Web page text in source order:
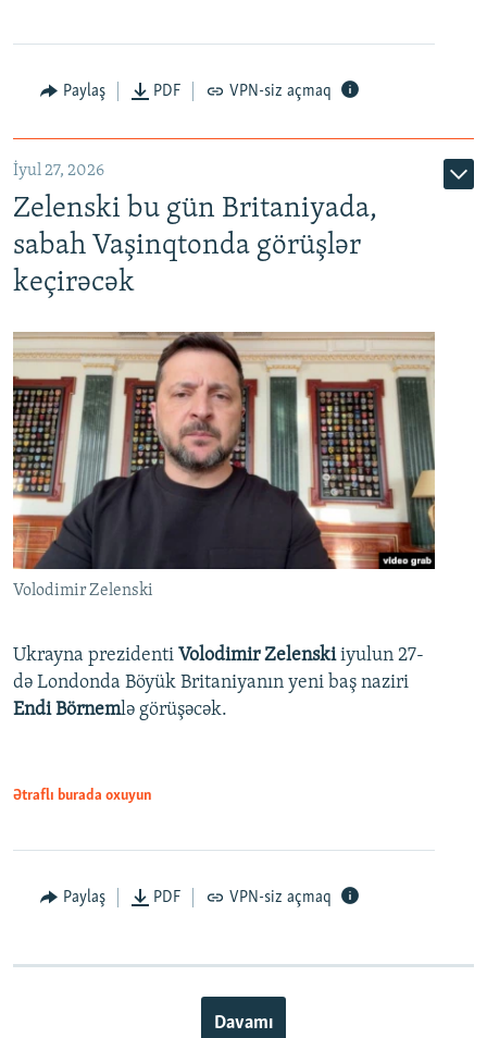
Paylaş PDF VPN-siz açmaq
İyul 27, 2026
Zelenski bu gün Britaniyada,
sabah Vaşinqtonda görüşlər
keçirəcək
Volodimir Zelenski
Ukrayna prezidenti Volodimir Zelenskiiyulun 27-
də Londonda Böyük Britaniyanın yeni baş naziri
Endi Börnemlə görüşəcək.
Ətraflı burada oxuyun
Paylaş PDF VPN-siz açmaq
Davamı